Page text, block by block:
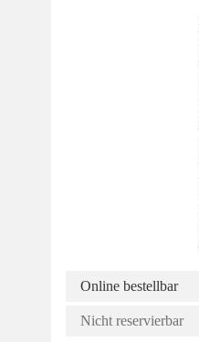
Online bestellbar
Nicht reservierbar